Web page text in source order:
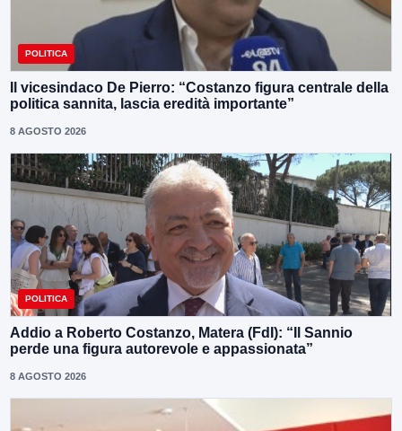
POLITICA
Il vicesindaco De Pierro: “Costanzo figura centrale della
politica sannita, lascia eredità importante”
8 AGOSTO 2026
POLITICA
Addio a Roberto Costanzo, Matera (FdI): “Il Sannio
perde una figura autorevole e appassionata”
8 AGOSTO 2026